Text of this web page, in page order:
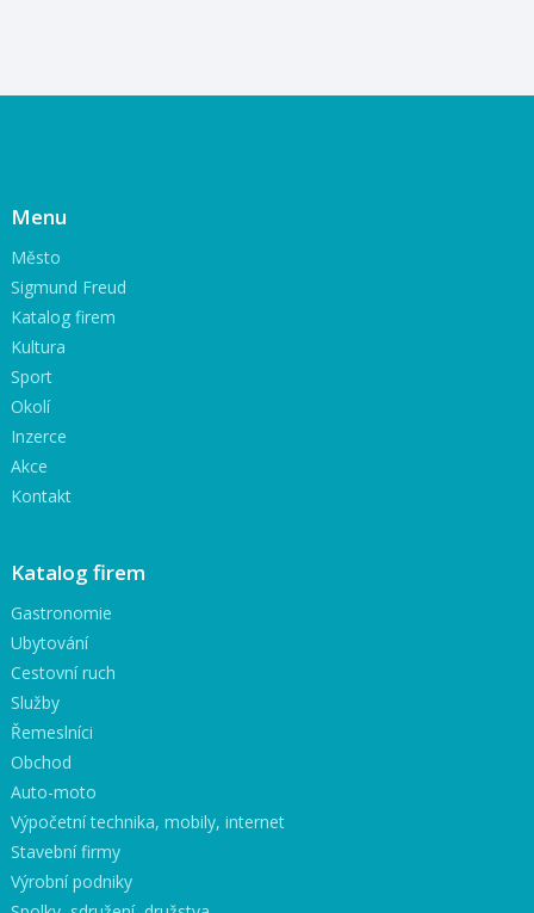
Menu
Město
Sigmund Freud
Katalog firem
Kultura
Sport
Okolí
Inzerce
Akce
Kontakt
Katalog firem
Gastronomie
Ubytování
Cestovní ruch
Služby
Řemeslníci
Obchod
Auto-moto
Výpočetní technika, mobily, internet
Stavební firmy
Výrobní podniky